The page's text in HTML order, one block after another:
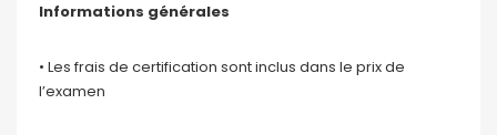
Informations générales
• Les frais de certification sont inclus dans le prix de
l’examen